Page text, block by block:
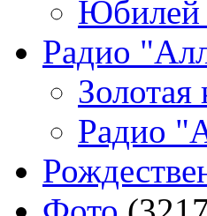
Юбилей
Радио
Золотая
Радио